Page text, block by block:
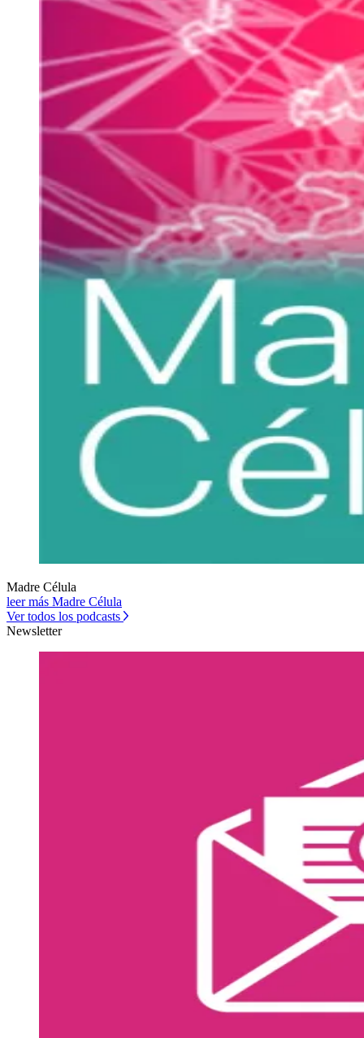
Madre Célula
leer más Madre Célula
Ver todos los podcasts
Newsletter